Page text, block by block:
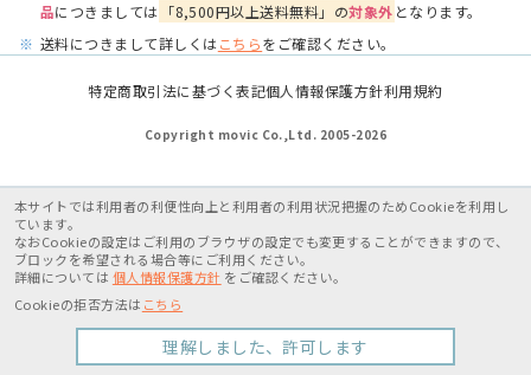
品につきましては 「8,500円以上送料無料」の対象外 となります。
※ 送料につきまして詳しくはこちらをご確認ください。
特定商取引法に基づく表記個人情報保護方針利用規約
Copyright movic Co.,Ltd. 2005-2026
本サイトでは利用者の利便性向上と利用者の利用状況把握のためCookieを利用し
ています。
なおCookieの設定はご利用のブラウザの設定でも変更することができますので、
ブロックを希望される場合等にご利用ください。
詳細については 個人情報保護方針 をご確認ください。
Cookieの拒否方法は こちら
理解しました、許可します